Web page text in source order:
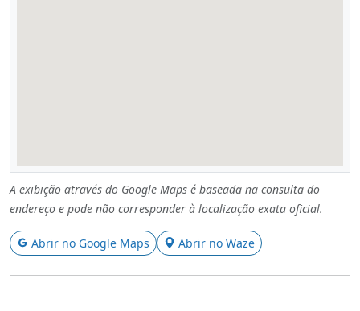
A exibição através do Google Maps é baseada na consulta do
endereço e pode não corresponder à localização exata oficial.
Abrir no Google Maps Abrir no Waze